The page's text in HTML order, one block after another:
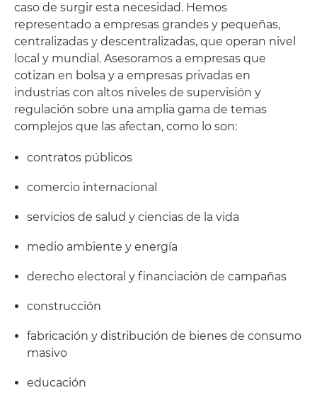
caso de surgir esta necesidad. Hemos
representado a empresas grandes y pequeñas,
centralizadas y descentralizadas, que operan nivel
local y mundial. Asesoramos a empresas que
cotizan en bolsa y a empresas privadas en
industrias con altos niveles de supervisión y
regulación sobre una amplia gama de temas
complejos que las afectan, como lo son:
contratos públicos
comercio internacional
servicios de salud y ciencias de la vida
medio ambiente y energía
derecho electoral y financiación de campañas
construcción
fabricación y distribución de bienes de consumo
masivo
educación